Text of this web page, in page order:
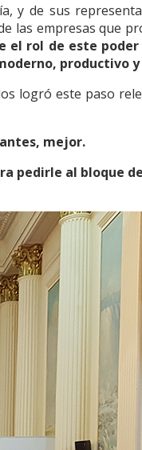
y de sus
las empresas que
rol de este
productivo
logró este paso
mejor.
pedirle al bloque